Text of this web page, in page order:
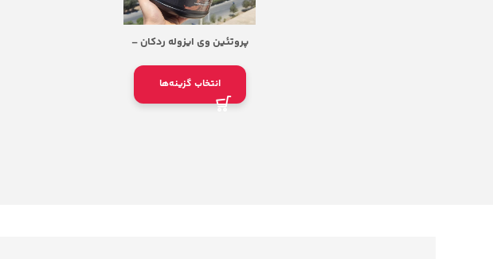
پروتئین وی ایزوله ردکان –
Protein
انتخاب گزینه‌ها